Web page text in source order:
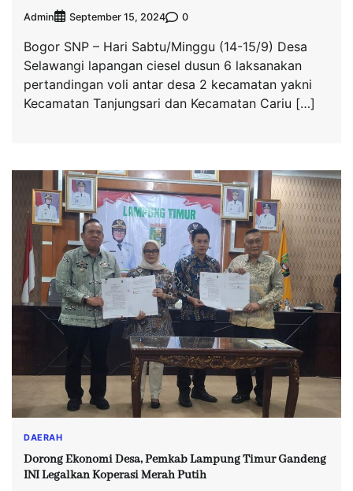
Admin September 15, 2024 0
Bogor SNP – Hari Sabtu/Minggu (14-15/9) Desa
Selawangi lapangan ciesel dusun 6 laksanakan
pertandingan voli antar desa 2 kecamatan yakni
Kecamatan Tanjungsari dan Kecamatan Cariu […]
DAERAH
Dorong Ekonomi Desa, Pemkab Lampung Timur Gandeng
INI Legalkan Koperasi Merah Putih